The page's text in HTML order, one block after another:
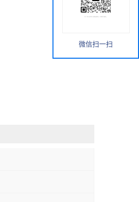
微信扫一扫